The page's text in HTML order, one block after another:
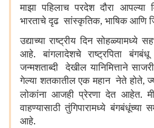
माझा पहिलाच परदेश दौरा आपल्या
भारताचे दृढ सांस्कृतिक, भाषिक आणि
उद्याच्या राष्ट्रीय दिन सोहळ्यामध्ये
आहे. बांगलादेशचे राष्ट्रपिता
जन्मशताब्दी देखील यानिमित्ताने
गेल्या शतकातील एक महान नेते होते,
लोकांना आजही प्रेरणा देत आहेत. मी
वाहण्यासाठी तुंगिपारामध्ये
आहे.